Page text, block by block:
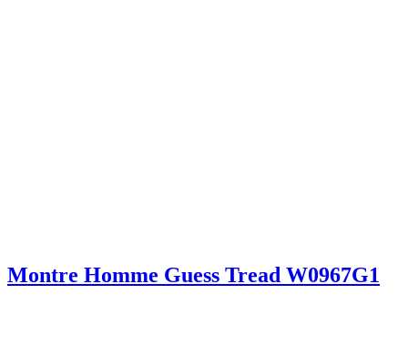
Montre Homme Guess Tread W0967G1